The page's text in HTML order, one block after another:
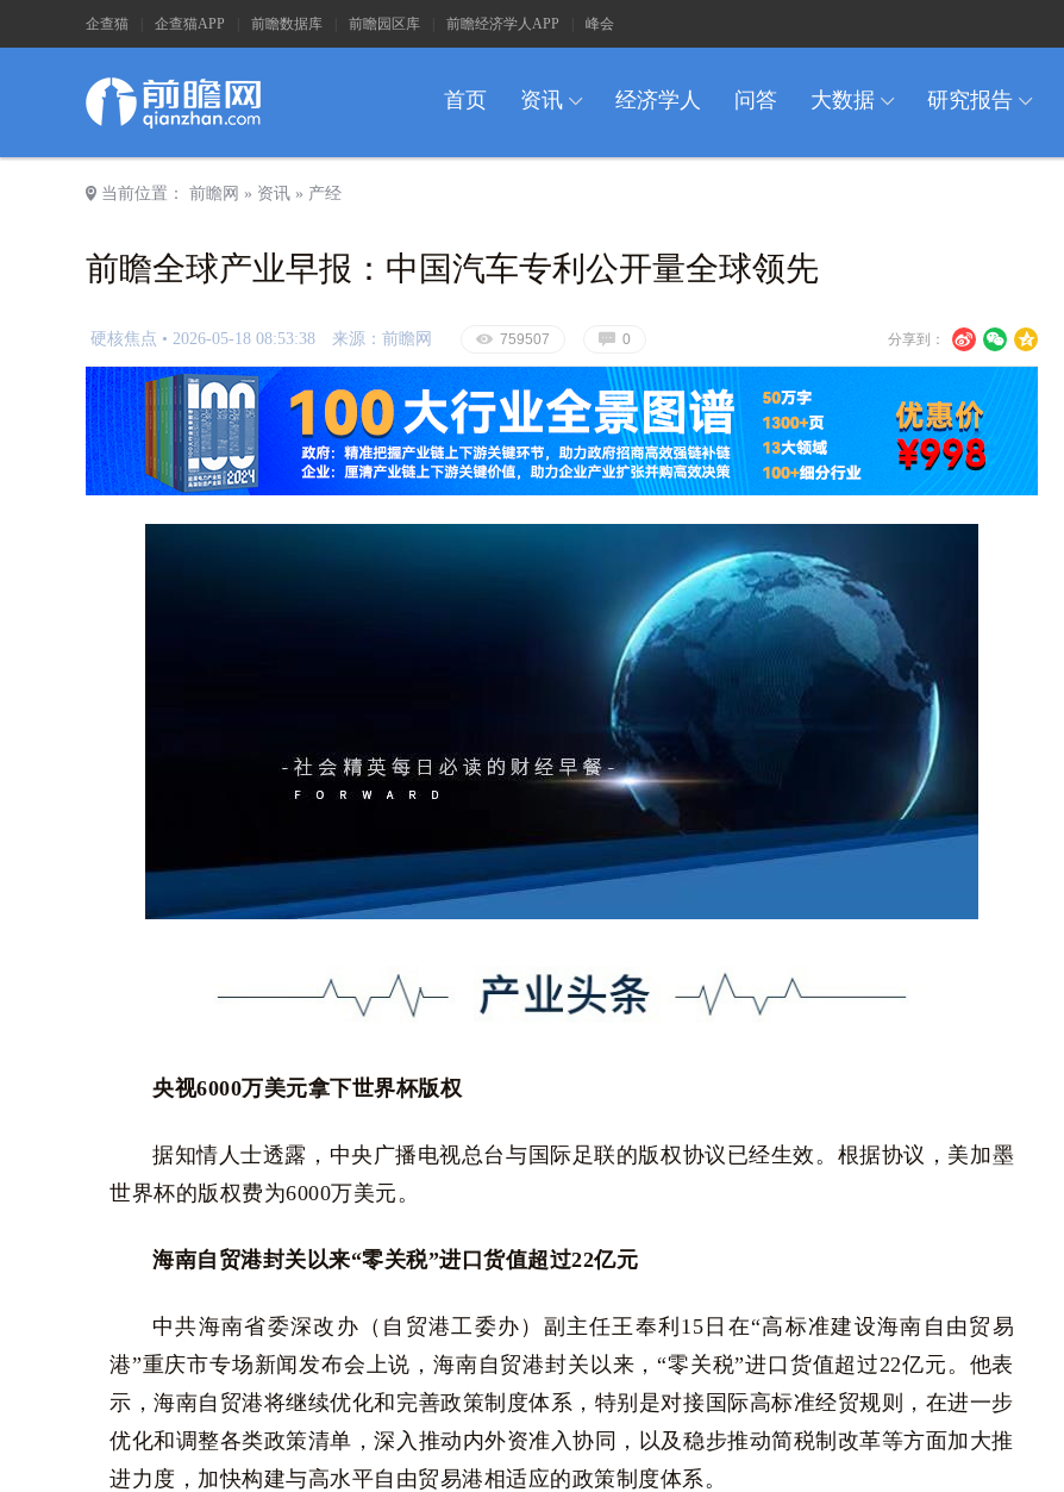
企查猫 企查猫APP 前瞻数据库 前瞻园区库 前瞻经济学人APP 峰会
首页 资讯 I 经济学人 问答 大数据 I 研究报告 I
a 当前位置： 前瞻网 » 资讯 » 产经
前瞻全球产业早报：中国汽车专利公开量全球领先
U V c
分享到：
硬核焦点 • 2026-05-18 08:53:38 来源：前瞻网 E 759507 G 0
央视6000万美元拿下世界杯版权
据知情人士透露，中央广播电视总台与国际足联的版权协议已经生效。根据协议，美加墨
世界杯的版权费为6000万美元。
海南自贸港封关以来“零关税”进口货值超过22亿元
中共海南省委深改办（自贸港工委办）副主任王奉利15日在“高标准建设海南自由贸易
港”重庆市专场新闻发布会上说，海南自贸港封关以来，“零关税”进口货值超过22亿元。他表
示，海南自贸港将继续优化和完善政策制度体系，特别是对接国际高标准经贸规则，在进一步
优化和调整各类政策清单，深入推动内外资准入协同，以及稳步推动简税制改革等方面加大推
进力度，加快构建与高水平自由贸易港相适应的政策制度体系。